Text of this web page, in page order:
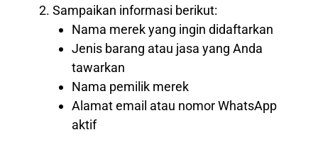
Sampaikan informasi berikut:
Nama merek yang ingin didaftarkan
Jenis barang atau jasa yang Anda
tawarkan
Nama pemilik merek
Alamat email atau nomor WhatsApp
aktif